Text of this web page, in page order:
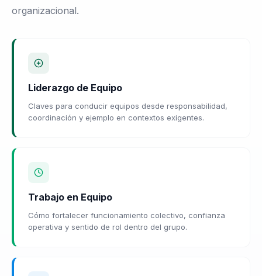
organizacional.
Liderazgo de Equipo
Claves para conducir equipos desde responsabilidad,
coordinación y ejemplo en contextos exigentes.
Trabajo en Equipo
Cómo fortalecer funcionamiento colectivo, confianza
operativa y sentido de rol dentro del grupo.